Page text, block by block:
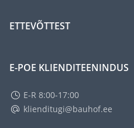
ETTEVÕTTEST
E-POE KLIENDITEENINDUS
E-R 8:00-17:00
klienditugi@bauhof.ee